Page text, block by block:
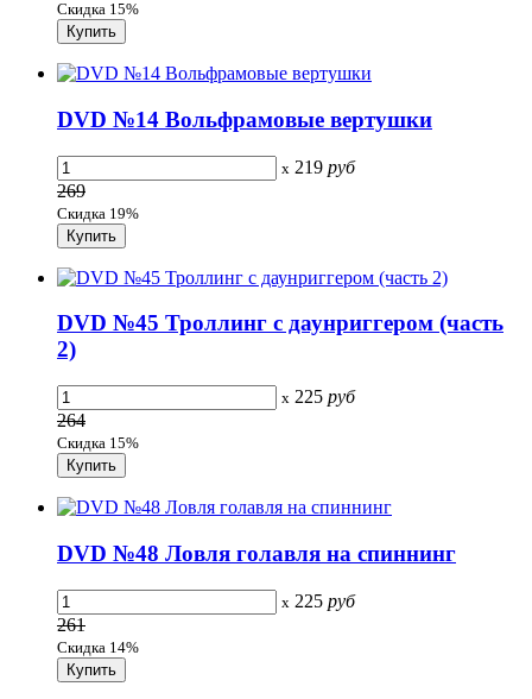
Скидка 15%
DVD №14 Вольфрамовые вертушки
x 219 руб
269
Скидка 19%
DVD №45 Троллинг с даунриггером (часть
2)
x 225 руб
264
Скидка 15%
DVD №48 Ловля голавля на спиннинг
x 225 руб
261
Скидка 14%